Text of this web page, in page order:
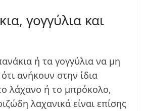
γογγύλια και
ή τα γογγύλια να μη
ανήκουν στην ίδια
λάχανο ή το μπρόκολο,
λαχανικά είναι επίσης